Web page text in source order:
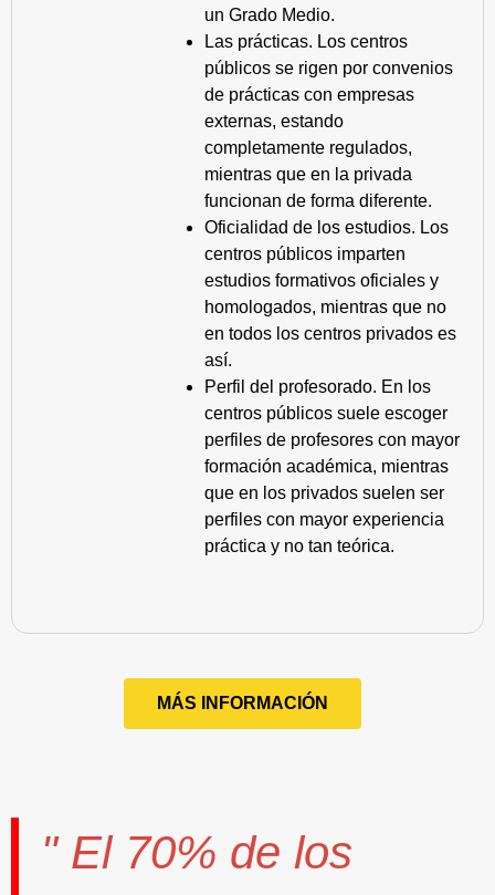
un Grado Medio.
Las prácticas. Los centros
públicos se rigen por convenios
de prácticas con empresas
externas, estando
completamente regulados,
mientras que en la privada
funcionan de forma diferente.
Oficialidad de los estudios. Los
centros públicos imparten
estudios formativos oficiales y
homologados, mientras que no
en todos los centros privados es
así.
Perfil del profesorado. En los
centros públicos suele escoger
perfiles de profesores con mayor
formación académica, mientras
que en los privados suelen ser
perfiles con mayor experiencia
práctica y no tan teórica.
MÁS INFORMACIÓN
" El 70% de los